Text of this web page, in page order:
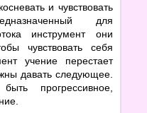
и чувствовать
для
инструмент они
чувствовать себя
учение перестает
давать следующее.
прогрессивное,